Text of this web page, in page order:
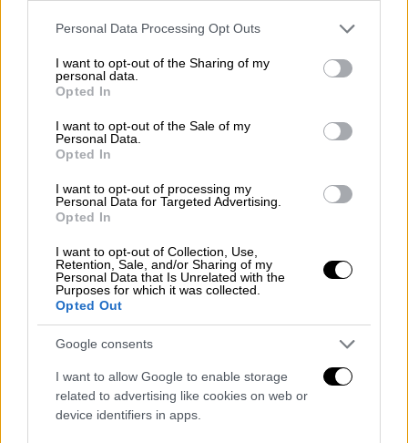
Please note that this website/app uses one or more Google
not limited to your visit or usage behaviour. You may click to
grant or deny consent to Google and its third-party tags to
use your data for below specified purposes in below Google
consent section.
Personal Data Processing Opt Outs
I want to opt-out of the Sharing of my
personal data.
Opted In
I want to opt-out of the Sale of my
Personal Data.
Opted In
I want to opt-out of processing my
Personal Data for Targeted Advertising.
Opted In
I want to opt-out of Collection, Use,
Retention, Sale, and/or Sharing of my
Personal Data that Is Unrelated with the
Purposes for which it was collected.
Opted Out
Google consents
I want to allow Google to enable storage
related to advertising like cookies on web or
device identifiers in apps.
Η φωτιά σύμφωνα με τον αντιδήμαρχο
Δίστομοχωρίς να κινδυνεύει άμεσα το
χωριό. «Προσπαθούμε να κόψουμε το
μέτωπο της φωτιάς που κινείται προς το
Δίστομο. Οι άνεμοι είναι ισχυροί ωστόσο
όμως μέχρι στιγμής δε δείχνουν να βοηθούν
τη φωτιά για να κατευθυνθεί προς
κατοικημένες περιοχές" υπογραμμίζει ο
κατάσταση ιδιαίτερα κρίσιμη.Οι
πυροσβεστικές δυνάμεις συνεχώς
ενισχύονταικαθώς φτάνουν στην περιοχή
δυνάμεις από άλλες περιοχές της Βοιωτίας
τη Φωκίδα, αλλά και τη Φθιώτιδα.
Οι ισχυροί άνεμοι δυσχεραίνουν την
επιχείρηση κατάσβεσης